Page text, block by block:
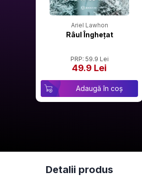
Ariel Lawhon
Râul Înghețat
PRP: 59.9 Lei
49.9 Lei
Adaugă în coș
Detalii produs